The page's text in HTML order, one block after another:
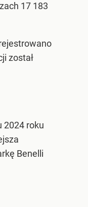
17 183
został
2024 roku
Benelli